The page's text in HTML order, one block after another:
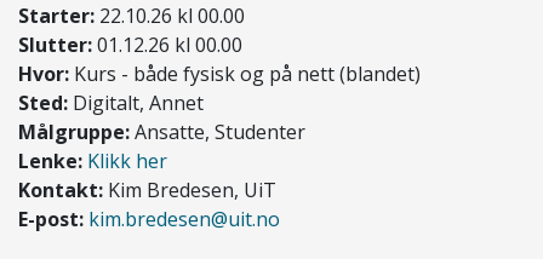
Starter: 22.10.26 kl 00.00
Slutter:01.12.26 kl 00.00
Hvor: Kurs - både fysisk og på nett (blandet)
Sted: Digitalt, Annet
Målgruppe:Ansatte, Studenter
Lenke: Klikk her
Kontakt: Kim Bredesen, UiT
E-post: kim.bredesen@uit.no